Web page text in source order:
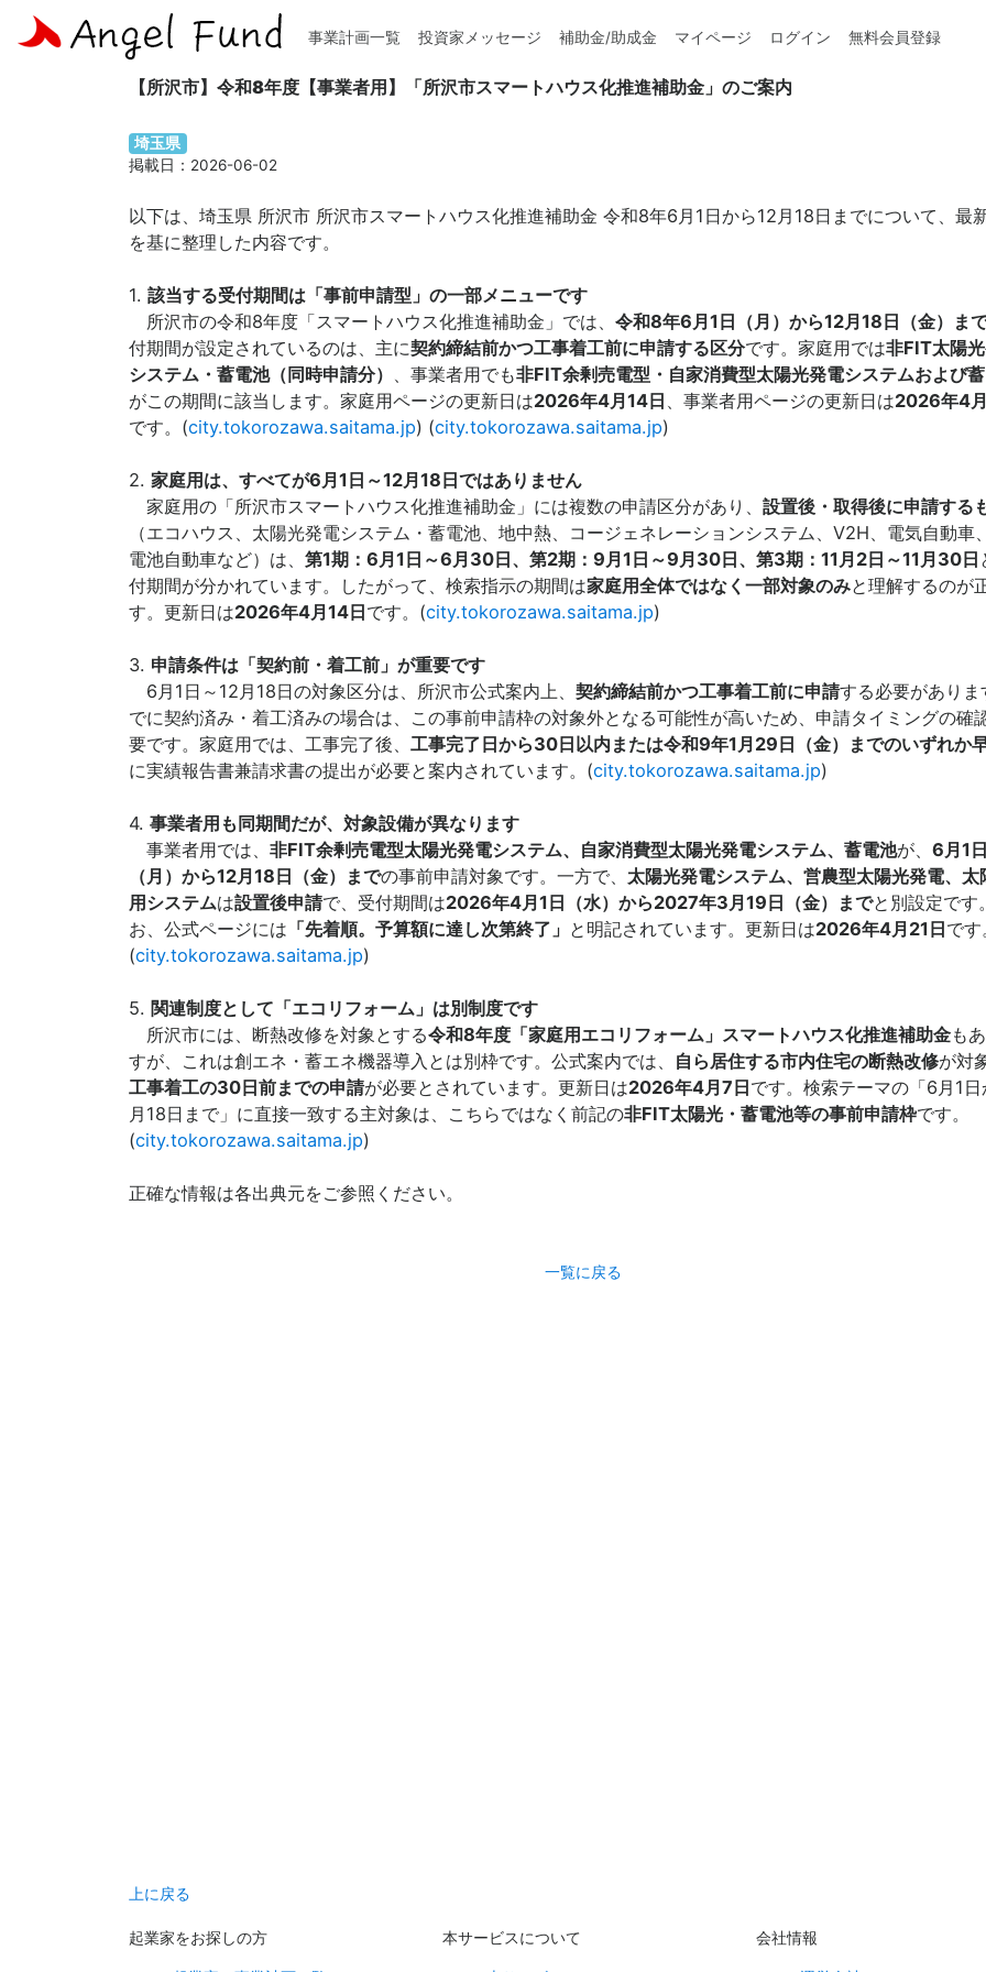
事業計画一覧 投資家メッセージ 補助金/助成金 マイページ ログイン 無料会員登録
ホーム
補助金 / 助成金検索> 【所沢市】令和8年度【事業者用】「所沢市スマートハウス化推進補助金」のご案内
【所沢市】令和8年度【事業者用】「所沢市スマートハウス化推進補助金」のご案内
埼玉県
掲載日：2026-06-02
以下は、埼玉県 所沢市 所沢市スマートハウス化推進補助金 令和8年6月1日から12月18日までについて、最
を基に整理した内容です。
1. 該当する受付期間は「事前申請型」の一部メニューです
所沢市の令和8年度「スマートハウス化推進補助金」では、 令和8年6月1日（月）から12月18日（金）ま
付期間が設定されているのは、主に契約締結前かつ工事着工前に申請する区分です。家庭用では非FIT太陽
システム・蓄電池（同時申請分） 、事業者用でも非FIT余剰売電型・自家消費型太陽光発電システムおよび
がこの期間に該当します。家庭用ページの更新日は2026年4月14日 、事業者用ページの更新日は2026年4
です。(city.tokorozawa.saitama.jp) (city.tokorozawa.saitama.jp)
2. 家庭用は、すべてが6月1日～12月18日ではありません
家庭用の「所沢市スマートハウス化推進補助金」には複数の申請区分があり、 設置後・取得後に申請する
（エコハウス、太陽光発電システム・蓄電池、地中熱、コージェネレーションシステム、V2H、電気自動車
電池自動車など）は、 第1期：6月1日～6月30日、第2期：9月1日～9月30日、第3期：11月2日～11月30日
付期間が分かれています。したがって、検索指示の期間は家庭用全体ではなく一部対象のみと理解するのが
す。更新日は2026年4月14日です。(city.tokorozawa.saitama.jp)
3. 申請条件は「契約前・着工前」が重要です
6月1日～12月18日の対象区分は、所沢市公式案内上、 契約締結前かつ工事着工前に申請する必要がありま
でに契約済み・着工済みの場合は、この事前申請枠の対象外となる可能性が高いため、申請タイミングの確
要です。家庭用では、工事完了後、 工事完了日から30日以内または令和9年1月29日（金）までのいずれか
に実績報告書兼請求書の提出が必要と案内されています。(city.tokorozawa.saitama.jp)
4. 事業者用も同期間だが、対象設備が異なります
事業者用では、 非FIT余剰売電型太陽光発電システム、自家消費型太陽光発電システム、蓄電池が、 6月1日
（月）から12月18日（金）までの事前申請対象です。一方で、 太陽光発電システム、営農型太陽光発電、太
用システムは設置後申請で、受付期間は2026年4月1日（水）から2027年3月19日（金）までと別設定です
お、公式ページには 「先着順。予算額に達し次第終了」 と明記されています。更新日は2026年4月21日です
(city.tokorozawa.saitama.jp)
5. 関連制度として「エコリフォーム」は別制度です
所沢市には、断熱改修を対象とする令和8年度「家庭用エコリフォーム」スマートハウス化推進補助金も
すが、これは創エネ・蓄エネ機器導入とは別枠です。公式案内では、 自ら居住する市内住宅の断熱改修が対
工事着工の30日前までの申請が必要とされています。更新日は2026年4月7日です。検索テーマの「6月1日
月18日まで」に直接一致する主対象は、こちらではなく前記の非FIT太陽光・蓄電池等の事前申請枠です。
(city.tokorozawa.saitama.jp)
正確な情報は各出典元をご参照ください。
一覧に戻る
上に戻る
起業家をお探しの方 本サービスについて 会社情報